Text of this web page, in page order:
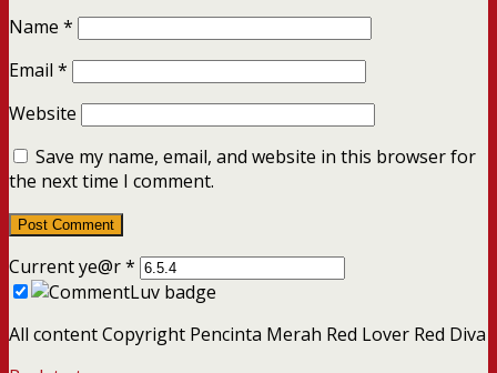
Name *
Email *
Website
Save my name, email, and website in this browser for
the next time I comment.
Current ye@r*
All content Copyright Pencinta Merah Red Lover Red Diva